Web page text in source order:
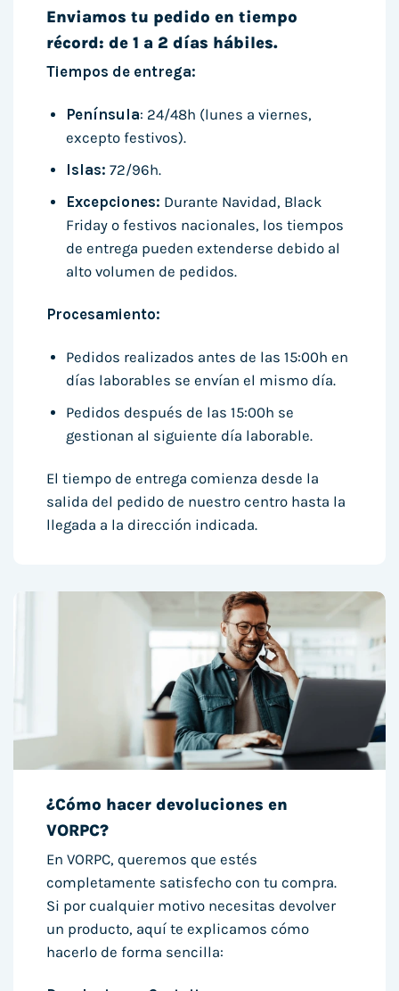
Enviamos tu pedido en tiempo
récord: de 1 a 2 días hábiles.
Tiempos de entrega:
Península: 24/48h (lunes a viernes,
excepto festivos).
Islas: 72/96h.
Excepciones: Durante Navidad, Black
Friday o festivos nacionales, los tiempos
de entrega pueden extenderse debido al
alto volumen de pedidos.
Procesamiento:
Pedidos realizados antes de las 15:00h en
días laborables se envían el mismo día.
Pedidos después de las 15:00h se
gestionan al siguiente día laborable.
El tiempo de entrega comienza desde la
salida del pedido de nuestro centro hasta la
llegada a la dirección indicada.
¿Cómo hacer devoluciones en
VORPC?
En VORPC, queremos que estés
completamente satisfecho con tu compra.
Si por cualquier motivo necesitas devolver
un producto, aquí te explicamos cómo
hacerlo de forma sencilla: